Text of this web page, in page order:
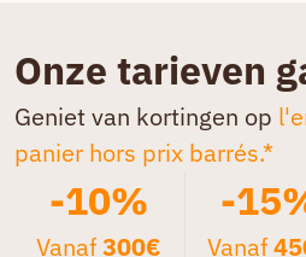
Onze tarieven
Geniet van kortingen op
panier hors prix barrés.*
-10%
Vanaf300€
-
Vanaf